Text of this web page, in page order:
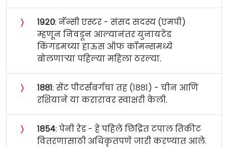
〉 १९२०: नॅन्सी एस्टर - संसद सदस्य (एमपी)
म्हणून निवडून आल्यानंतर युनायटेड
किंगडमच्या हाऊस ऑफ कॉमन्समध्ये
बोलणाऱ्या पहिल्या महिला ठरल्या.
〉 १८८१: सेंट पीटर्सबर्गचा तह (१८८१) - चीन आणि
रशियाने या करारावर स्वाक्षरी केली.
〉 १८५४: पेनी रेड - हे पहिले छिद्रित टपाल तिकीट
वितरणासाठी अधिकृतपणे जारी करण्यात आले.